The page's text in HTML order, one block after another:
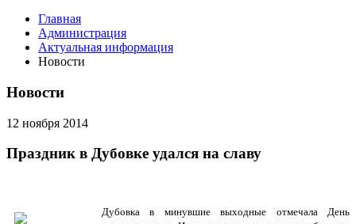
Главная
Администрация
Актуальная информация
Новости
Новости
12 ноября 2014
Праздник в Дубовке удался на славу
Дубовка в минувшие выходные отмечала День